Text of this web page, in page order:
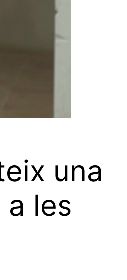
una
les